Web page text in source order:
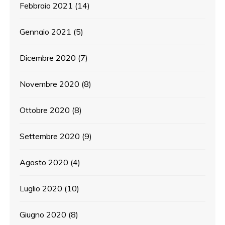
Febbraio 2021 (14)
Gennaio 2021 (5)
Dicembre 2020 (7)
Novembre 2020 (8)
Ottobre 2020 (8)
Settembre 2020 (9)
Agosto 2020 (4)
Luglio 2020 (10)
Giugno 2020 (8)